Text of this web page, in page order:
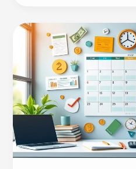
le
congé
parental
jumeaux
et
ses
avantages